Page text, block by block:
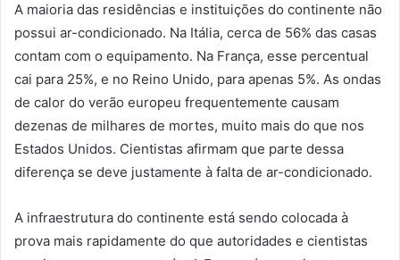
A maioria das residências e instituições do continente não
possui ar-condicionado. Na Itália, cerca de 56% das casas
contam com o equipamento. Na França, esse percentual
cai para 25%, e no Reino Unido, para apenas 5%. As ondas
de calor do verão europeu frequentemente causam
dezenas de milhares de mortes, muito mais do que nos
Estados Unidos. Cientistas afirmam que parte dessa
diferença se deve justamente à falta de ar-condicionado.
A infraestrutura do continente está sendo colocada à
prova mais rapidamente do que autoridades e cientistas